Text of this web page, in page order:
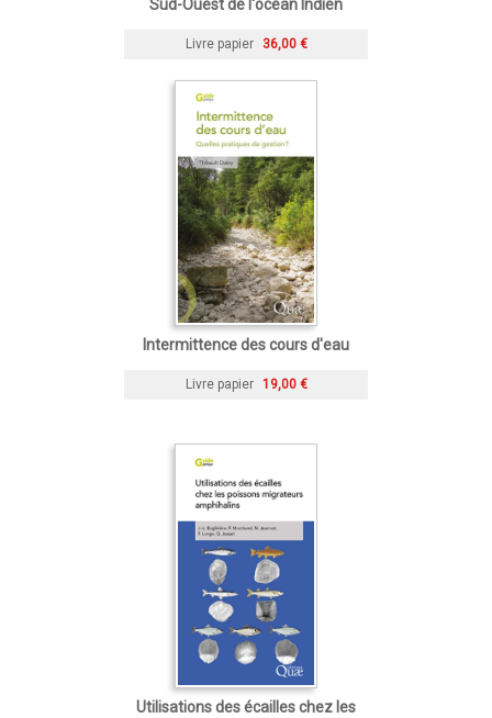
Sud-Ouest de l'océan Indien
Livre papier 36,00 €
Intermittence des cours d'eau
Livre papier 19,00 €
Utilisations des écailles chez les